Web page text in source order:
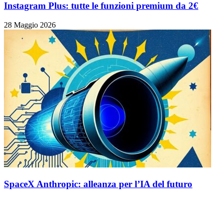
Instagram Plus: tutte le funzioni premium da 2€
28 Maggio 2026
SpaceX Anthropic: alleanza per l’IA del futuro